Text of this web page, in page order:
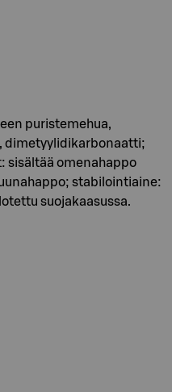
puristemehua,
dimetyylidikarbonaatti;
sisältää omenahappo
stabilointiaine:
suojakaasussa.